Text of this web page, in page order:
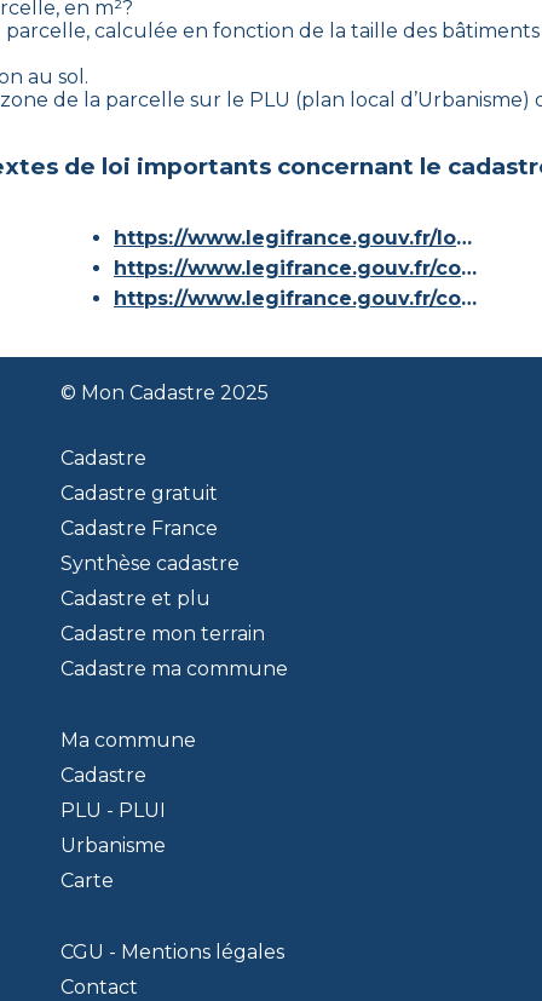
en m²?
calculée en fonction de la taille des bâtiments
au sol.
de la parcelle sur le PLU (plan local d’Urbanisme)
de loi importants concernant le
https://www.legifrance.gouv.fr/loda/id/JORFTEXT000000686267/
https://www.legifrance.gouv.fr/codes/article_lc/LEGIARTI000036588629/
https://www.legifrance.gouv.fr/codes/id/LEGISCTA000006180153/
© Mon Cadastre 2025
Cadastre
Cadastre gratuit
Cadastre France
Synthèse cadastre
Cadastre et plu
Cadastre mon terrain
Cadastre ma commune
Ma commune
Cadastre
PLU - PLUI
Urbanisme
Carte
CGU - Mentions légales
Contact